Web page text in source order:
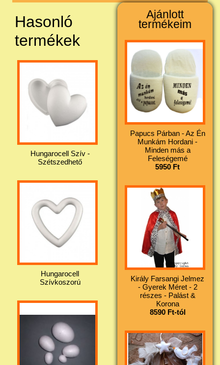
Hasonló
termékek
Hungarocell Szív -
Szétszedhető
Hungarocell
Szívkoszorú
Ajánlott
termékeim
Papucs Párban - Az Én
Munkám Hordani -
Minden más a
Feleségemé
5950 Ft
Király Farsangi Jelmez
- Gyerek Méret - 2
részes - Palást &
Korona
8590 Ft-tól